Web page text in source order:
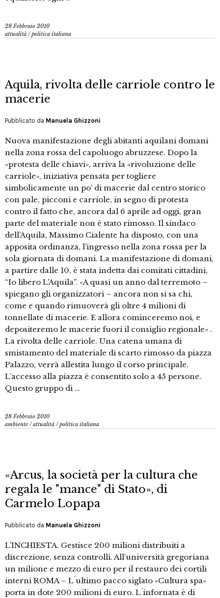
28 Febbraio 2010
attualità /politica italiana
Aquila, rivolta delle carriole contro le
macerie
Pubblicato da Manuela Ghizzoni
Nuova manifestazione degli abitanti aquilani domani
nella zona rossa del capoluogo abruzzese. Dopo la
«protesta delle chiavi», arriva la «rivoluzione delle
carriole», iniziativa pensata per togliere
simbolicamente un po’ di macerie dal centro storico
con pale, picconi e carriole, in segno di protesta
contro il fatto che, ancora dal 6 aprile ad oggi, gran
parte del materiale non è stato rimosso. Il sindaco
dell’Aquila, Massimo Cialente ha disposto, con una
apposita ordinanza, l’ingresso nella zona rossa per la
sola giornata di domani. La manifestazione di domani,
a partire dalle 10, è stata indetta dai comitati cittadini,
“Io libero L’Aquila”. «A quasi un anno dal terremoto –
spiegano gli organizzatori – ancora non si sa chi,
come e quando rimuoverà gli oltre 4 milioni di
tonnellate di macerie. E allora cominceremo noi, e
depositeremo le macerie fuori il consiglio regionale» .
La rivolta delle carriole. Una catena umana di
smistamento del materiale di scarto rimosso da piazza
Palazzo, verrà allestita lungo il corso principale.
L’accesso alla piazza è consentito solo a 45 persone.
Questo gruppo di …
28 Febbraio 2010
ambiente /attualità /politica italiana
«Arcus, la società per la cultura che
regala le "mance" di Stato», di
Carmelo Lopapa
Pubblicato da Manuela Ghizzoni
L’INCHIESTA. Gestisce 200 milioni distribuiti a
discrezione, senza controlli. All’università gregoriana
un milione e mezzo di euro per il restauro dei cortili
interni ROMA – L´ultimo pacco siglato «Cultura spa»
porta in dote 200 milioni di euro. L´infornata è di